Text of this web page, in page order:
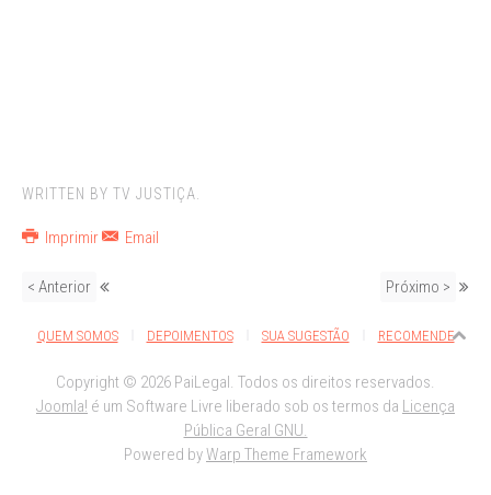
WRITTEN BY TV JUSTIÇA.
Imprimir Email
< Anterior Próximo >
QUEM SOMOS DEPOIMENTOS SUA SUGESTÃO RECOMENDE
Copyright © 2026 PaiLegal. Todos os direitos reservados.
Joomla! é um Software Livre liberado sob os termos da Licença
Pública Geral GNU.
Powered byWarp Theme Framework